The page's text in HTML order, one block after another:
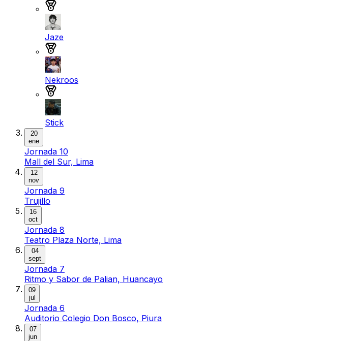
Jaze
Nekroos
Stick
20
ene
Jornada 10
Mall del Sur, Lima
12
nov
Jornada 9
Trujillo
16
oct
Jornada 8
Teatro Plaza Norte, Lima
04
sept
Jornada 7
Ritmo y Sabor de Palian, Huancayo
09
jul
Jornada 6
Auditorio Colegio Don Bosco, Piura
07
jun